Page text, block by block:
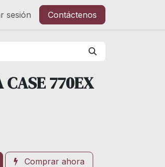
sesión Contáctenos
CASE 770EX
Comprar ahora